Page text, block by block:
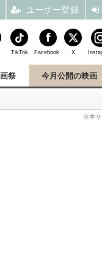
祭 今月公開の映画
※本サ
TikTok Facebook X
ユーザー登録